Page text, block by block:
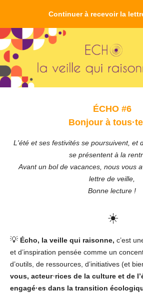
Continuer à recevoir la
ÉCHO#6
Bonjour à tous·
L'été et ses festivités se poursuivent, et
se présentent à la
Avant un bol de vacances, nous vous
lettre de veille,
Bonne lecture !
☀️
💡 Écho, la veille qui raisonne, c’est
et d’inspiration pensée comme un
d’outils, de ressources, d’initiatives (et
vous, acteur·rices de la culture et de
engagé·es dans la transition